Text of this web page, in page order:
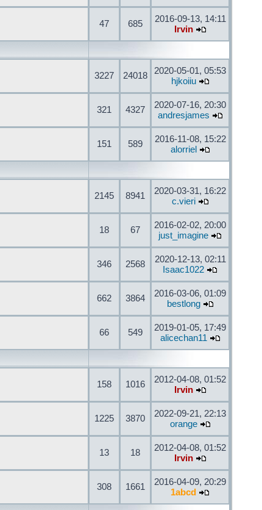
47 685
2016-09-13, 14:11
Irvin
3227 24018
2020-05-01, 05:53
hjkoiiu
321 4327
2020-07-16, 20:30
andresjames
151 589
2016-11-08, 15:22
alorriel
2145 8941
2020-03-31, 16:22
c.vieri
18 67
2016-02-02, 20:00
just_imagine
346 2568
2020-12-13, 02:11
Isaac1022
662 3864
2016-03-06, 01:09
bestlong
66 549
2019-01-05, 17:49
alicechan11
158 1016
2012-04-08, 01:52
Irvin
1225 3870
2022-09-21, 22:13
orange
13 18
2012-04-08, 01:52
Irvin
308 1661
2016-04-09, 20:29
1abcd